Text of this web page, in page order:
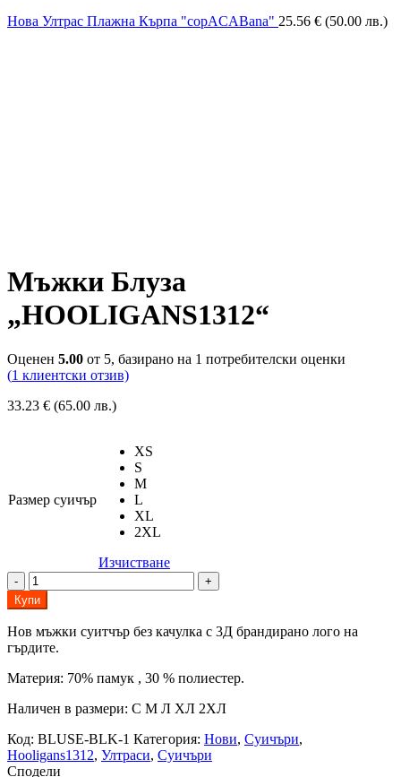
Нова Ултрас Плажна Кърпа "copACABana" 25.56 € (50.00 лв.)
Мъжки Блуза
„HOOLIGANS1312“
Оценен 5.00 от 5, базирано на 1 потребителски оценки
(1 клиентски отзив)
33.23 € (65.00 лв.)
Размер суичър
XS
S
M
L
XL
2XL
Изчистване
количество
за
Мъжки
Блуза
"HOOLIGANS1312"
Купи
Нов мъжки суитчър без качулка с 3Д брандирано лого на
гърдите.
Материя: 70% памук , 30 % полиестер.
Наличен в размери: С М Л ХЛ 2ХЛ
Код: BLUSE-BLK-1 Категория: Нови, Суичъри,
Hooligans1312, Ултраси, Суичъри
Сподели